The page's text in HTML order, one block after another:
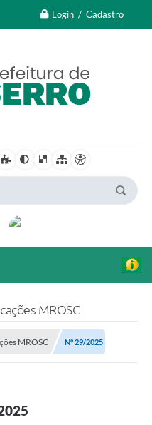
Login / Cadastro
/ Tributos
MROSC
MROSC Nº 29/2025